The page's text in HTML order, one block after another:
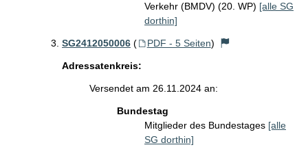
Verkehr (BMDV) (20. WP) [alle SG
dorthin]
SG2412050006 ( PDF - 5 Seiten)
Adressatenkreis:
Versendet am 26.11.2024 an:
Bundestag
Mitglieder des Bundestages [alle
SG dorthin]